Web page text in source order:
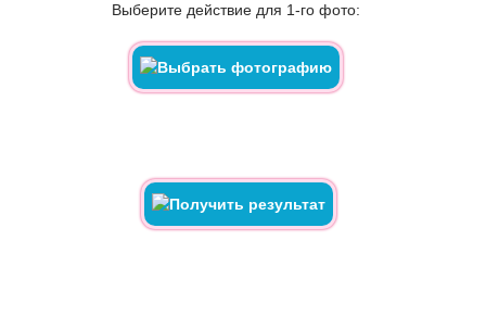
Выберите действие для 1-го фото: